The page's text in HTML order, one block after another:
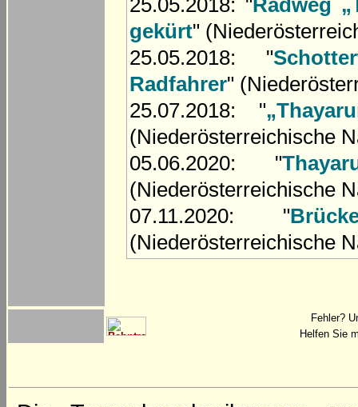
gekürt"
25.05.2018: "
Radfahrer"
25.07.2018: "
(Niederösterreichische
05.06.2020: "
(Niederösterreichische
07.11.2020: "
(Niederösterreichische
Fehler?
Helfen Sie